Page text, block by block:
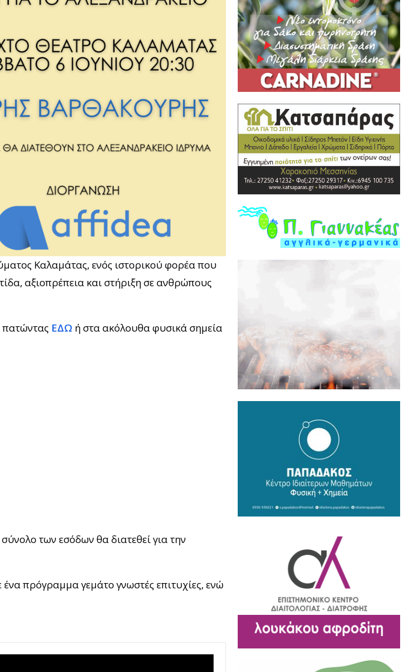
Καλαμάτας, ενός ιστορικού φορέα που
αξιοπρέπεια και στήριξη σε ανθρώπους
πατώντας ΕΔΩ ή στα ακόλουθα φυσικά σημεία
των εσόδων θα διατεθεί για την
πρόγραμμα γεμάτο γνωστές επιτυχίες, ενώ